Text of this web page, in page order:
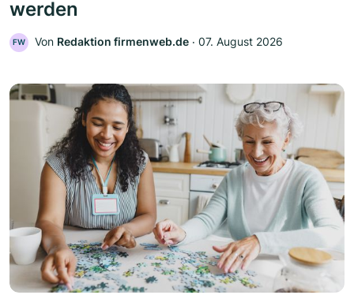
werden
FW Von Redaktion firmenweb.de ‧ 07. August 2026